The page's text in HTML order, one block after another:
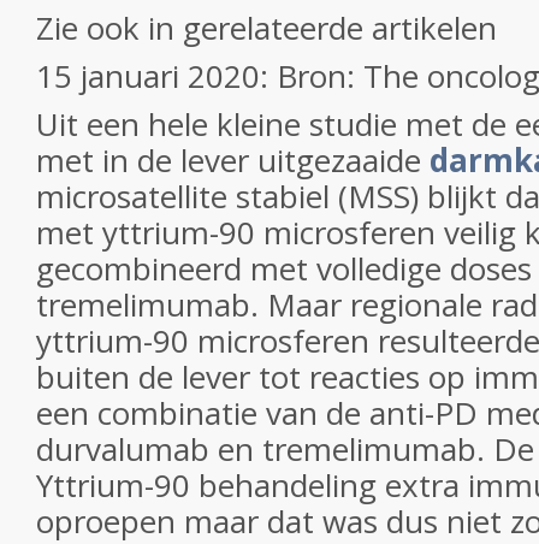
Zie ook in gerelateerde artikelen
15 januari 2020: Bron: The
Uit een hele kleine studie met de
met in de lever uitgezaaide
microsatellite stabiel (MSS) blijkt
met yttrium-90 microsferen veilig
gecombineerd met volledige
tremelimumab. Maar regionale
yttrium-90 microsferen
buiten de lever tot reacties op
een combinatie van de anti-PD
durvalumab en tremelimumab.
Yttrium-90 behandeling extra
oproepen maar dat was dus niet